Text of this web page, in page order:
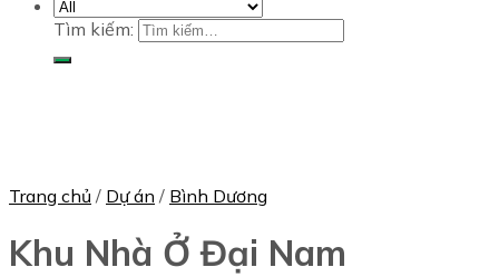
Tìm kiếm:
Trang chủ / Dự án / Bình Dương
Khu Nhà Ở Đại Nam